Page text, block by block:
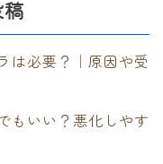
は必要？｜原因や受
もいい？悪化しやす